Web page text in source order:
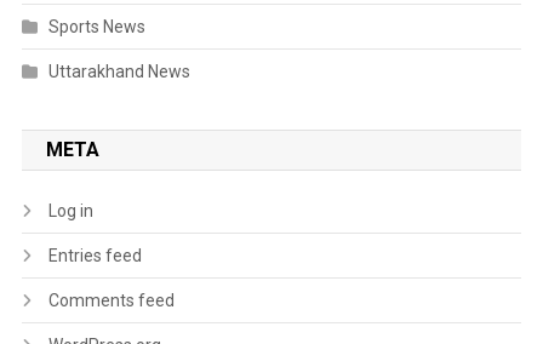
Sports News
Uttarakhand News
META
Log in
Entries feed
Comments feed